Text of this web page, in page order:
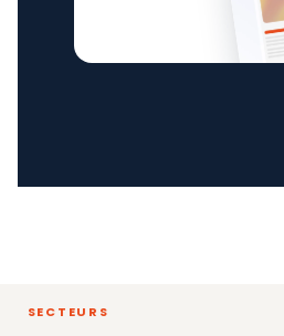
SECTEURS